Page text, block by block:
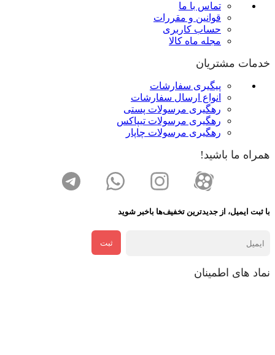
تماس با ما
قوانین و مقررات
حساب کاربری
مجله ماه کالا
خدمات مشتریان
پیگیری سفارشات
انواع ارسال سفارشات
رهگیری مرسولات پستی
رهگیری مرسولات تیپاکس
رهگیری مرسولات چاپار
همراه ما باشید!
با ثبت ایمیل، از جدید‌ترین تخفیف‌ها با‌خبر شوید
ثبت
نماد های اطمینان